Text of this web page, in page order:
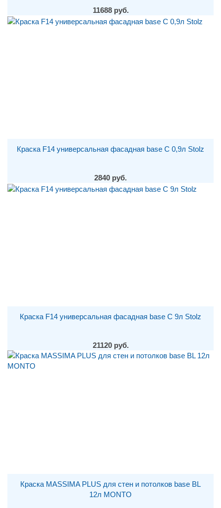
11688 руб.
Краска F14 универсальная фасадная base С 0,9л Stolz
2840 руб.
Краска F14 универсальная фасадная base С 9л Stolz
21120 руб.
Краска MASSIMA PLUS для стен и потолков base BL
12л MONTO